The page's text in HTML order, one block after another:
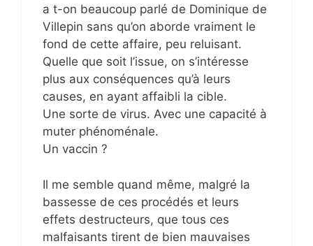
a t-on beaucoup parlé de Dominique de
Villepin sans qu’on aborde vraiment le
fond de cette affaire, peu reluisant.
Quelle que soit l’issue, on s’intéresse
plus aux conséquences qu’à leurs
causes, en ayant affaibli la cible.
Une sorte de virus. Avec une capacité à
muter phénoménale.
Un vaccin ?
Il me semble quand même, malgré la
bassesse de ces procédés et leurs
effets destructeurs, que tous ces
malfaisants tirent de bien mauvaises